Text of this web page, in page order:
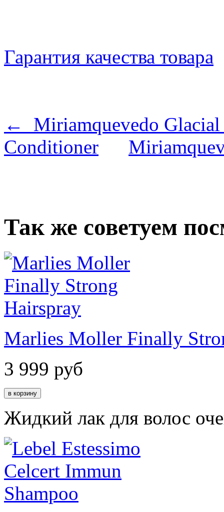
Гарантия качества товара
← Miriamquevedo Glacial
Conditioner
Так же советуем
Marlies Moller Finally
3 999 руб
Жидкий лак для волос